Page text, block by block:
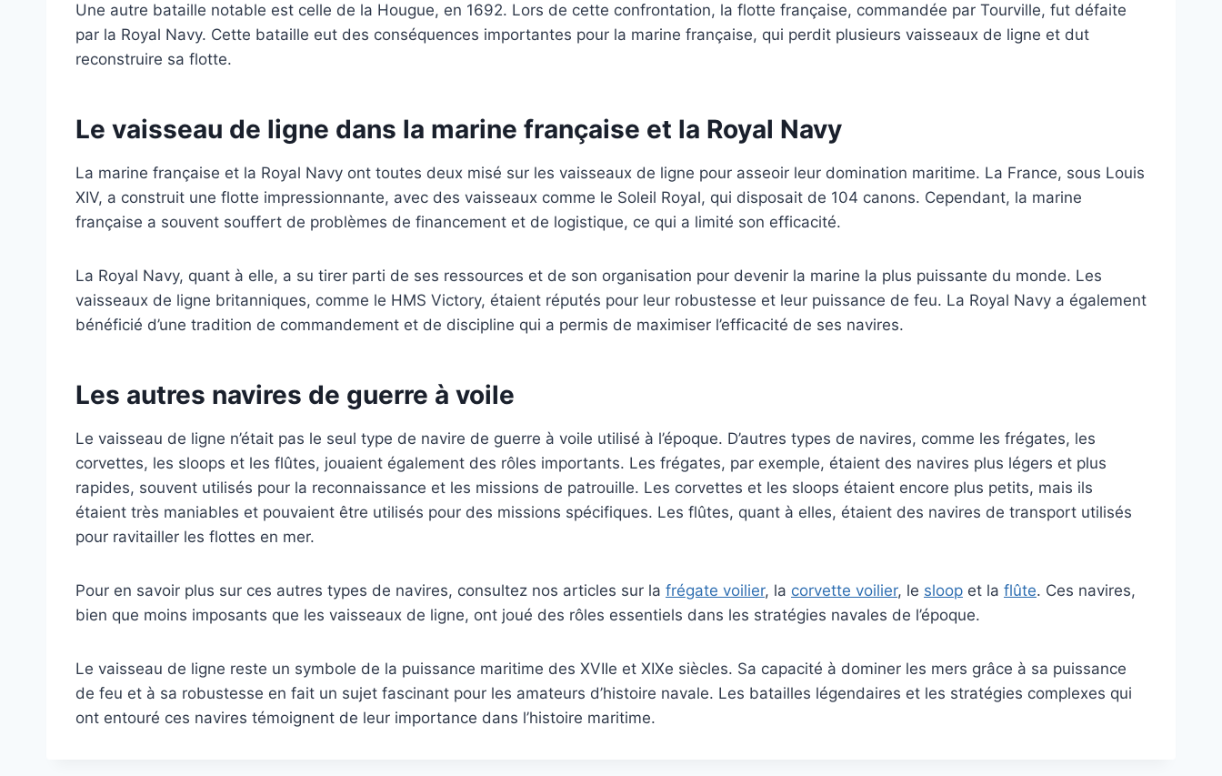
Une autre bataille notable est celle de la Hougue, en 1692. Lors de cette confrontation, la flotte française, commandée par Tourville, fut défaite
par la Royal Navy. Cette bataille eut des conséquences importantes pour la marine française, qui perdit plusieurs vaisseaux de ligne et dut
reconstruire sa flotte.
Le vaisseau de ligne dans la marine française et la Royal Navy
La marine française et la Royal Navy ont toutes deux misé sur les vaisseaux de ligne pour asseoir leur domination maritime. La France, sous Louis
XIV, a construit une flotte impressionnante, avec des vaisseaux comme le Soleil Royal, qui disposait de 104 canons. Cependant, la marine
française a souvent souffert de problèmes de financement et de logistique, ce qui a limité son efficacité.
La Royal Navy, quant à elle, a su tirer parti de ses ressources et de son organisation pour devenir la marine la plus puissante du monde. Les
vaisseaux de ligne britanniques, comme le HMS Victory, étaient réputés pour leur robustesse et leur puissance de feu. La Royal Navy a également
bénéficié d’une tradition de commandement et de discipline qui a permis de maximiser l’efficacité de ses navires.
Les autres navires de guerre à voile
Le vaisseau de ligne n’était pas le seul type de navire de guerre à voile utilisé à l’époque. D’autres types de navires, comme les frégates, les
corvettes, les sloops et les flûtes, jouaient également des rôles importants. Les frégates, par exemple, étaient des navires plus légers et plus
rapides, souvent utilisés pour la reconnaissance et les missions de patrouille. Les corvettes et les sloops étaient encore plus petits, mais ils
étaient très maniables et pouvaient être utilisés pour des missions spécifiques. Les flûtes, quant à elles, étaient des navires de transport utilisés
pour ravitailler les flottes en mer.
Pour en savoir plus sur ces autres types de navires, consultez nos articles sur la frégate voilier, la corvette voilier, le sloop et la flûte. Ces navires,
bien que moins imposants que les vaisseaux de ligne, ont joué des rôles essentiels dans les stratégies navales de l’époque.
Le vaisseau de ligne reste un symbole de la puissance maritime des XVIIe et XIXe siècles. Sa capacité à dominer les mers grâce à sa puissance
de feu et à sa robustesse en fait un sujet fascinant pour les amateurs d’histoire navale. Les batailles légendaires et les stratégies complexes qui
ont entouré ces navires témoignent de leur importance dans l’histoire maritime.